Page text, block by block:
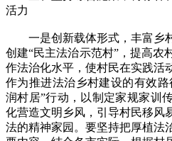
活力
一是创新载体形式，丰富乡
创建“民主法治示范村”，提高农
作法治化水平，使村民在实践活
作为推进法治乡村建设的有效
润村居”行动，以制定家规家训
化营造文明乡风，引导村民移风
法的精神家园。要坚持把厚植法